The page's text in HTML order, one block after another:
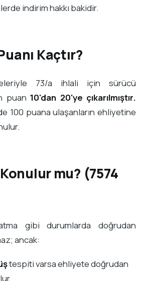
indirim hakkı bakidir.
Kaçtır?
73/a ihlali için sürücü
puan10'dan 20'ye çıkarılmıştır.
100 puana ulaşanların ehliyetine
mu? (7574
gibi durumlarda doğrudan
ancak:
tespiti varsa ehliyete doğrudan